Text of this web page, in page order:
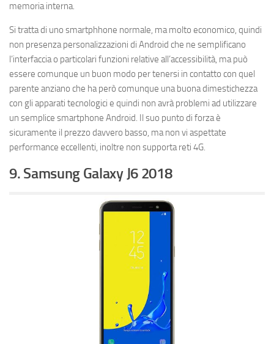
memoria interna.
Si tratta di uno smartphhone normale, ma molto economico, quindi
non presenza personalizzazioni di Android che ne semplificano
l’interfaccia o particolari funzioni relative all’accessibilità, ma può
essere comunque un buon modo per tenersi in contatto con quel
parente anziano che ha però comunque una buona dimestichezza
con gli apparati tecnologici e quindi non avrà problemi ad utilizzare
un semplice smartphone Android. Il suo punto di forza è
sicuramente il prezzo davvero basso, ma non vi aspettate
performance eccellenti, inoltre non supporta reti 4G.
9. Samsung Galaxy J6 2018